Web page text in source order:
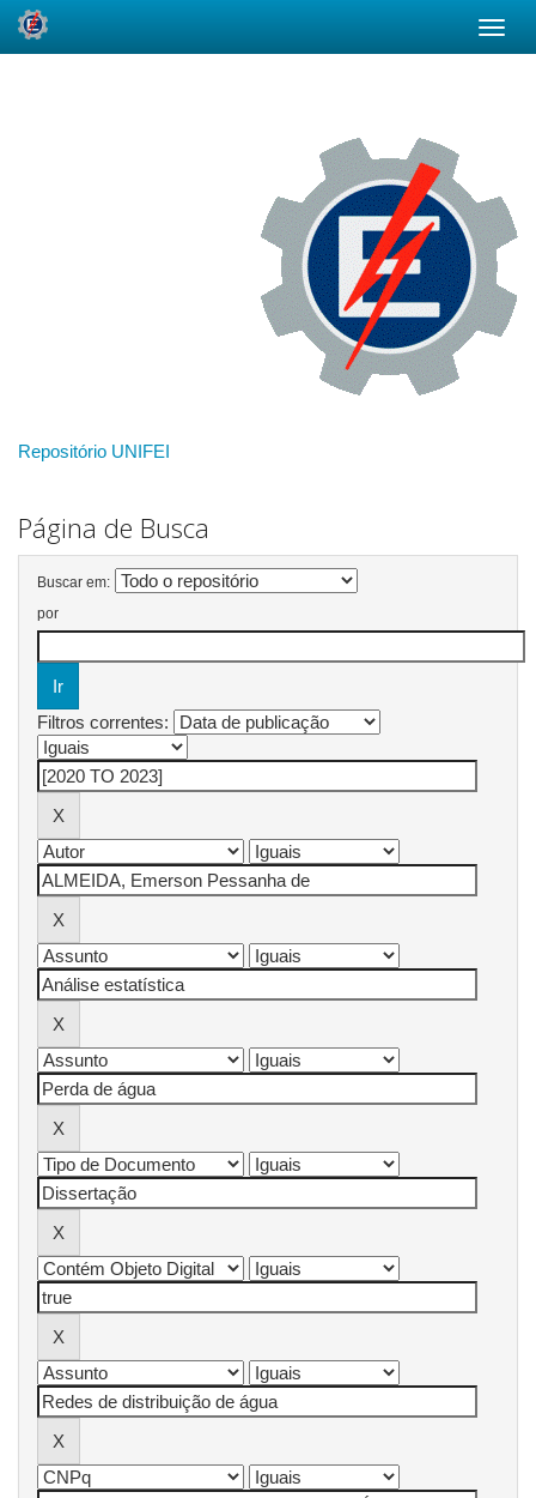
Repositório UNIFEI
Página de Busca
Buscar em:
por
Filtros correntes: